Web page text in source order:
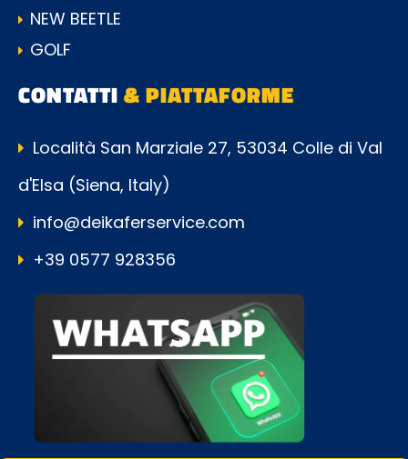
NEW BEETLE
GOLF
CONTATTI& PIATTAFORME
Località San Marziale 27, 53034 Colle di Val
d'Elsa (Siena, Italy)
info@deikaferservice.com
+39 0577 928356